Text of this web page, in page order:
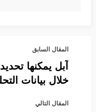
المقال السابق
آبل يمكنها
خلال بيانات
المقال التالي